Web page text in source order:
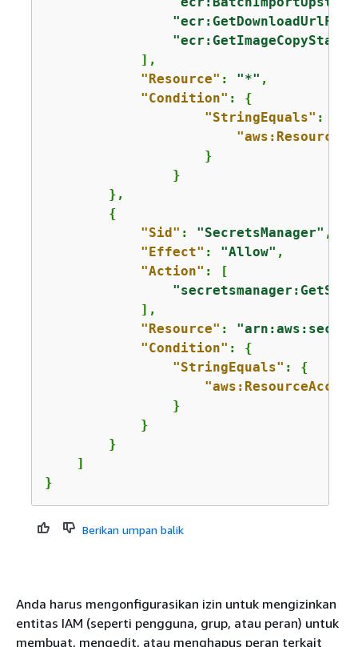
            ],
"Resource" : "*" ,
"Condition" : {
"StringEquals" :
        },
{
"Sid" : "SecretsManager" ,
"Effect" : "Allow" ,
"Action" : [
            ],
"Resource" :
"Condition" : {
"StringEquals" : {
                }
            }
        }
    ]
}
Berikan umpan balik
Anda harus mengonfigurasikan izin untuk mengizinkan
entitas IAM (seperti pengguna, grup, atau peran) untuk
membuat, mengedit, atau menghapus peran terkait